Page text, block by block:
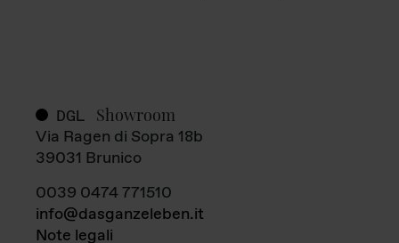
DGL Showroom
Via Ragen di Sopra 18b
39031 Brunico
0039 0474 771510
info@dasganzeleben.it
Note legali